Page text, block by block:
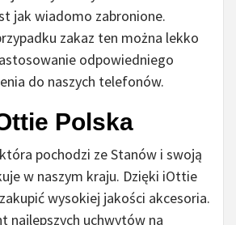
jak wiadomo zabronione.
zakaz ten można lekko
odpowiedniego
do naszych telefonów.
Polska
pochodzi ze Stanów i swoją
w naszym kraju. Dzięki iOttie
wysokiej jakości akcesoria.
najlepszych uchwytów na